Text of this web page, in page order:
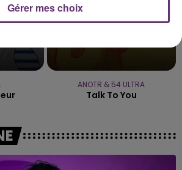
ANOTR & 54 ULTRA
Talk To You
Gérer mes choix